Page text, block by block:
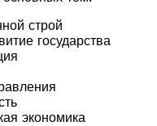
строй
государства
экономика